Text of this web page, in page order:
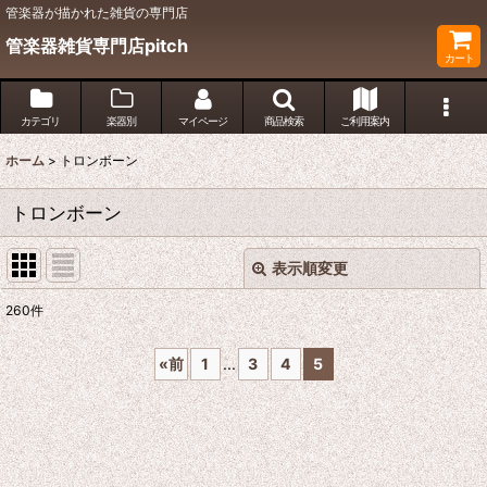
管楽器が描かれた雑貨の専門店
管楽器雑貨専門店pitch
カート
カテゴリ 楽器別 マイページ 商品検索 ご利用案内
ホーム > トロンボーン
トロンボーン
表示順変更
表示数:
並び順:
絞り込む
閉じる
260件
«前 1 ... 3 4 5